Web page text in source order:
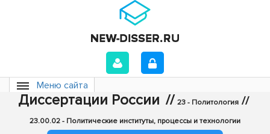
Меню сайта
Диссертации России // 23 - Политология //
23.00.02 - Политические институты, процессы и технологии